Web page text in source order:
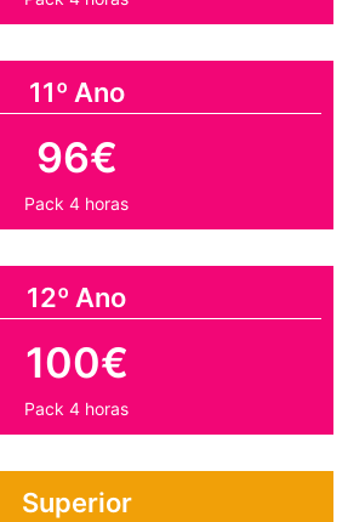
11º Ano
96€
Pack 4 horas
12º Ano
100€
Pack 4 horas
Superior